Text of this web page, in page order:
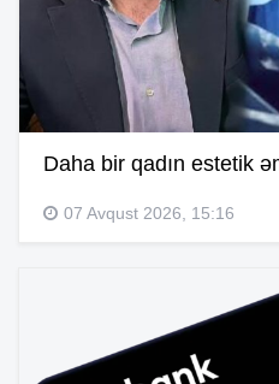
Daha bir qadın estetik
07 Avqust 2026, 15:16